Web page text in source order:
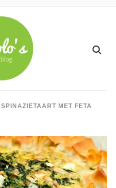
SPINAZIETAART MET FETA